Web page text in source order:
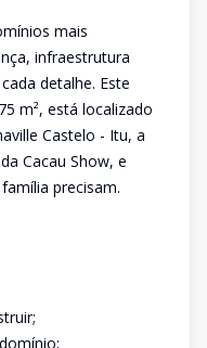
mais
infraestrutura
detalhe. Este
m², está localizado
Castelo - Itu, a
Cacau Show, e
precisam.